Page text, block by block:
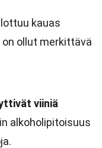
kauas
ollut merkittävä
viiniä
alkoholipitoisuus